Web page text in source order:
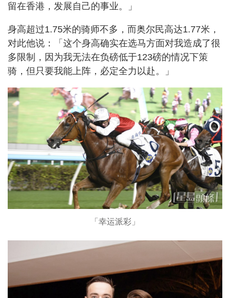
留在香港，发展自己的事业。」
身高超过1.75米的骑师不多，而奥尔民高达1.77米，
对此他说：「这个身高确实在选马方面对我造成了很
多限制，因为我无法在负磅低于123磅的情况下策
骑，但只要我能上阵，必定全力以赴。」
「幸运派彩」